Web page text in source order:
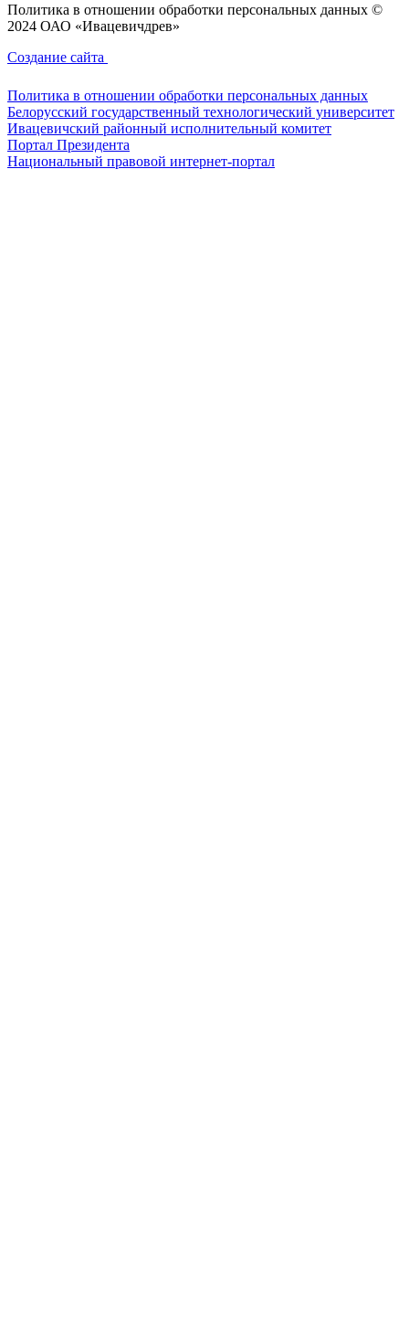
Политика в отношении обработки персональных данных ©
2024 ОАО «Ивацевичдрев»
Создание сайта
Политика в отношении обработки персональных данных
Белорусский государственный технологический университет
Ивацевичский районный исполнительный комитет
Портал Президента
Национальный правовой интернет-портал